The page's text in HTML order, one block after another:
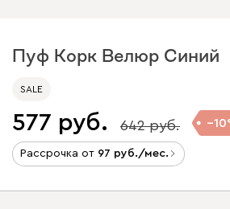
Пуф Корк Велюр Синий
SALE
577 642 10
Рассрочка от 97 /мес.